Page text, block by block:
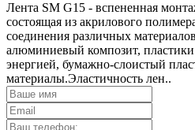
Лента SM G15 - вспененная
состоящая из акрилового
соединения различных
алюминиевый композит,
энергией, бумажно-слоистый
материалы.Эластичность лен..